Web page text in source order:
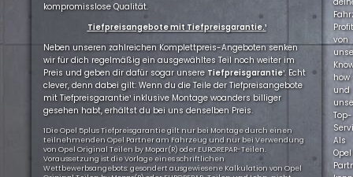
kompromisslose Qualität.
Tiefpreisangebote mit Tiefpreisgarantie.¹
Neben unseren zahlreichen Komplettpreis-Angeboten senken
wir für dich regelmäßig ein ausgewähltes Teil noch weiter im
Preis und geben dir dafür sogar unsere Tiefpreisgarantie¹. Echt
clever, denn dabei gilt: Wenn du die Teile der Tiefpreisangebote
mit Tiefpreisgarantie¹ inklusive Montage woanders billiger
gesehen habt, erhältst du bei uns denselben Preis.
1Die Opel 5plus Tiefpreisgarantie gilt nur bei Montage durch einen
teilnehmenden Opel Partner am Fahrzeug und nur bei Verwendung
von Opel Original Teilen by Mopar(R) oder EUROREPAR-Teilen.
Voraussetzung ist die Vorlage eines schriftlichen
Wettbewerbsangebots: gesondert ausgewiesene Kalkulation von Opel
von
how
und
Top-
Als
Opel